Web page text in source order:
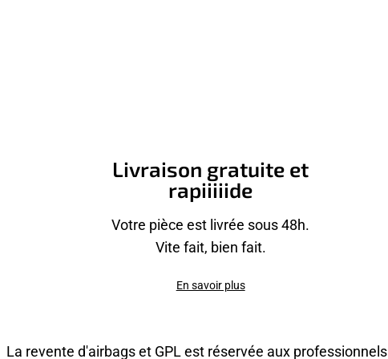
Livraison gratuite et
rapiiiiide
Votre pièce est livrée sous 48h.
Vite fait, bien fait.
En savoir plus
La revente d'airbags et GPL est réservée aux professionnels